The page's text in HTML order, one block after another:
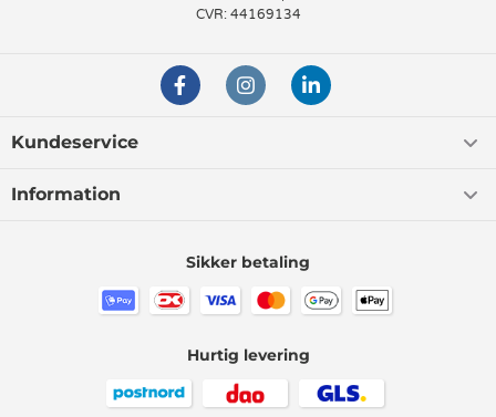
CVR: 44169134
Kundeservice
Information
Sikker betaling
Hurtig levering